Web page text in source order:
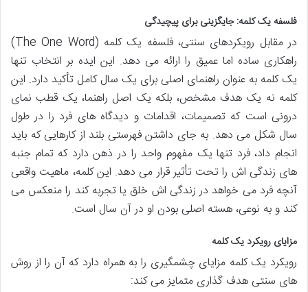
فلسفه یک کلمه: جایگزینی برای پیچیدگی
در مقابل رویکردهای سنتی، فلسفه یک کلمه (The One Word)
راهکاری ساده اما عمیق را ارائه می دهد. این ایده بر انتخاب تنها
یک کلمه به عنوان راهنمای اصلی برای یک سال کامل تأکید دارد. این
کلمه نه یک هدف مشخص، بلکه یک اصل راهنما، یک قطب نمای
درونی است که تصمیمات، اقدامات و دیدگاه های فرد را در طول
سال شکل می دهد. به جای داشتن فهرستی بلند از کارهایی که باید
انجام داد، فرد تنها یک مفهوم واحد را در ذهن دارد که تمام جنبه
های زندگی اش را تحت تأثیر قرار می دهد. این کلمه، ماهیت واقعی
آنچه فرد می خواهد در زندگی اش خلق یا تجربه کند را منعکس می
کند و به نوعی، هسته اصلی بودن او در آن سال است.
مزایای رویکرد یک کلمه
رویکرد یک کلمه مزایای چشمگیری را به همراه دارد که آن را از روش
های سنتی هدف گذاری متمایز می کند: